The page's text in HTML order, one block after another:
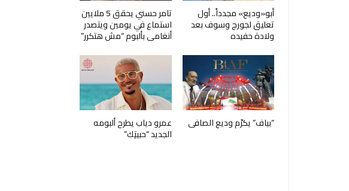
أبو«وديع» مجدداً.. أول
تعليق لجورج وسوف بعد
ولادة حفيده
تامر حسني يحقق 5 ملايين
استماع في يومين ويتصدر
أنغامي بألبوم “مش هتكرر”
“بياف” يكرّم وديع الصافي عمرو دياب يطرح ألبومه
الجديد “حبيتِك”